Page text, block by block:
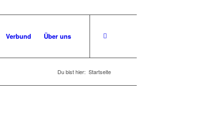
Verbund Über uns
Du bist hier: Startseite